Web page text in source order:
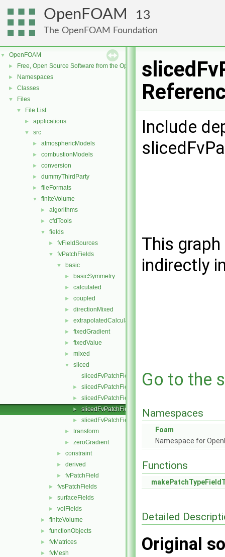
OpenFOAM 13
The OpenFOAM Foundation
▼ OpenFOAM
► Free, Open Source Software from the OpenFOAM Foundation
► Namespaces
► Classes
▼ Files
▼ File List
► applications
▼ src
► atmosphericModels
► combustionModels
► conversion
► dummyThirdParty
► fileFormats
▼ finiteVolume
► algorithms
► cfdTools
▼ fields
► fvFieldSources
▼ fvPatchFields
▼ basic
► basicSymmetry
► calculated
► coupled
► directionMixed
► extrapolatedCalculated
► fixedGradient
► fixedValue
► mixed
▼
sliced
slicedFvPatchField.C
► slicedFvPatchField.H
► slicedFvPatchFields.C
► slicedFvPatchFields.H
► slicedFvPatchFieldsFwd.H
► transform
► zeroGradient
► constraint
► derived
► fvPatchField
► fvsPatchFields
► surfaceFields
► volFields
► finiteVolume
► functionObjects
► fvMatrices
► fvMesh
Include
This
indirectly
Go to the
Namespaces
Foam
Namespace for
Functions
Detailed
Original